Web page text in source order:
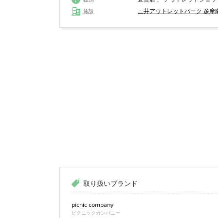
施設 三井アウトレットパーク 多摩
取り扱いブランド
picnic company
ピクニックカンパニー